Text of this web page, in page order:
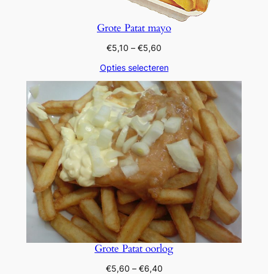
Grote Patat mayo
€5,10 – €5,60
tot
€5,60
Opties selecteren
Grote Patat oorlog
€5,60 – €6,40Prijsklasse: